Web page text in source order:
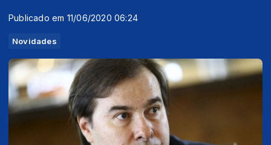
Publicado em 11/06/2020 06:24
Novidades